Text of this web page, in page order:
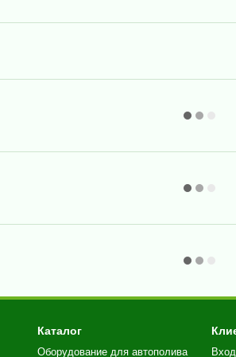
Каталог
Оборудование для автополива